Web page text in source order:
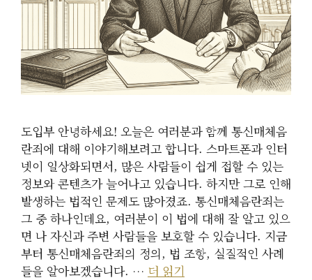
도입부 안녕하세요! 오늘은 여러분과 함께 통신매체음
란죄에 대해 이야기해보려고 합니다. 스마트폰과 인터
넷이 일상화되면서, 많은 사람들이 쉽게 접할 수 있는
정보와 콘텐츠가 늘어나고 있습니다. 하지만 그로 인해
발생하는 법적인 문제도 많아졌죠. 통신매체음란죄는
그 중 하나인데요, 여러분이 이 법에 대해 잘 알고 있으
면 나 자신과 주변 사람들을 보호할 수 있습니다. 지금
부터 통신매체음란죄의 정의, 법 조항, 실질적인 사례
들을 알아보겠습니다. … 더 읽기